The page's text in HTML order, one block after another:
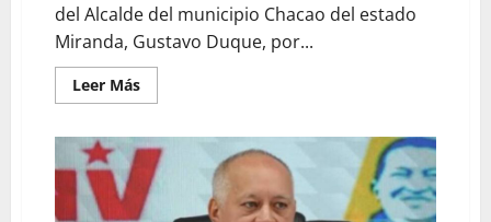
del Alcalde del municipio Chacao del estado
Miranda, Gustavo Duque, por...
Leer Más